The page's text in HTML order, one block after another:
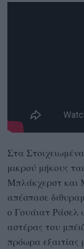
Στα
μικρού μήκους
Μπλάκχερστ και
απέσπασε
ο Γουάιατ Ράσελ
αστέρας του
πρόωρα εξαιτίας